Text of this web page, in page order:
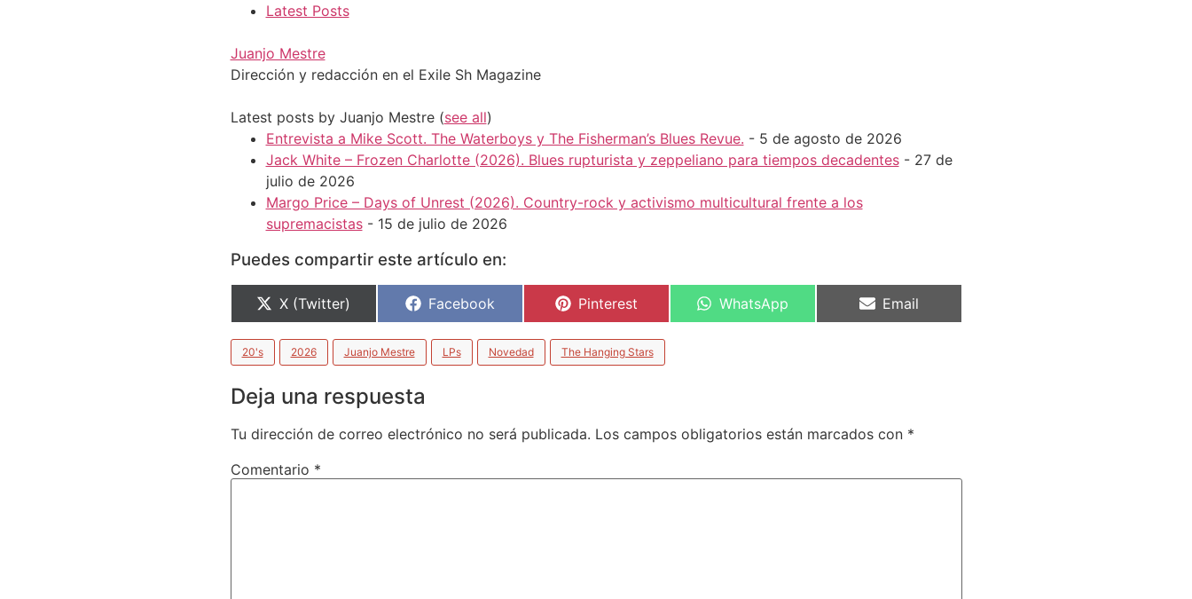
Latest Posts
Juanjo Mestre
Dirección y redacción en el Exile Sh Magazine
Latest posts by Juanjo Mestre (see all)
Entrevista a Mike Scott. The Waterboys y The Fisherman’s Blues Revue. - 5 de agosto de 2026
Jack White – Frozen Charlotte (2026). Blues rupturista y zeppeliano para tiempos decadentes- 27 de
julio de 2026
Margo Price – Days of Unrest (2026). Country-rock y activismo multicultural frente a los
supremacistas- 15 de julio de 2026
Puedes compartir este artículo en:
X (Twitter) Facebook Pinterest WhatsApp Email
20's 2026 Juanjo Mestre LPs Novedad The Hanging Stars
Deja una respuesta
Tu dirección de correo electrónico no será publicada. Los campos obligatorios están marcados con *
Comentario *